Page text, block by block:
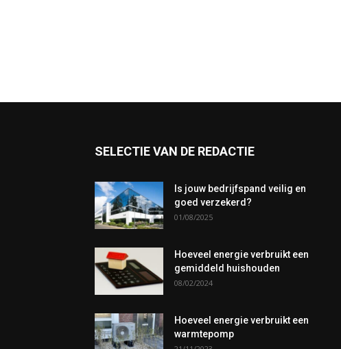
SELECTIE VAN DE REDACTIE
Is jouw bedrijfspand veilig en
goed verzekerd?
01/08/2025
Hoeveel energie verbruikt een
gemiddeld huishouden
08/02/2024
Hoeveel energie verbruikt een
warmtepomp